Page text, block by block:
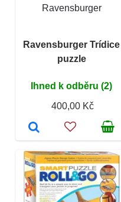
Ravensburger
Ravensburger Trídice
puzzle
Ihned k odběru (2)
400,00 Kč